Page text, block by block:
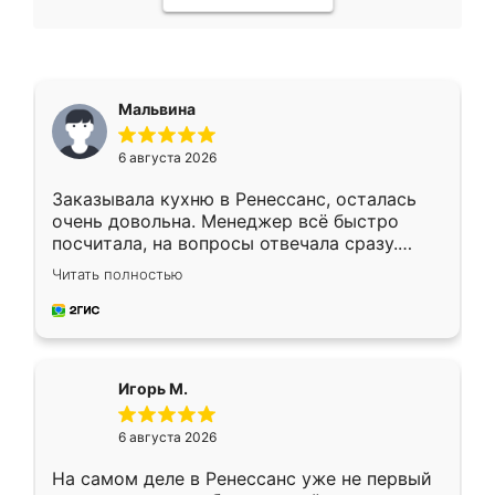
Мальвина
6 августа 2026
Заказывала кухню в Ренессанс, осталась
очень довольна. Менеджер всё быстро
посчитала, на вопросы отвечала сразу.
Замерщик приехал в субботу, подошёл к
делу со всей ответственностью. Собрали
за день, ребята работали аккуратно, даже
Читать полностью
Игорь М.
6 августа 2026
На самом деле в Ренессанс уже не первый